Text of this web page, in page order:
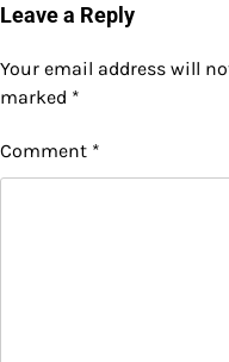
Leave a Reply
Your email address will
marked *
Comment *